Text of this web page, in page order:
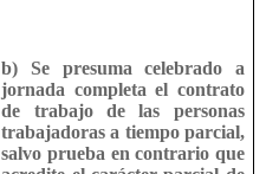
b) Se presuma celebrado a
jornada completa el contrato
de trabajo de las personas
trabajadoras a tiempo parcial,
salvo prueba en contrario que